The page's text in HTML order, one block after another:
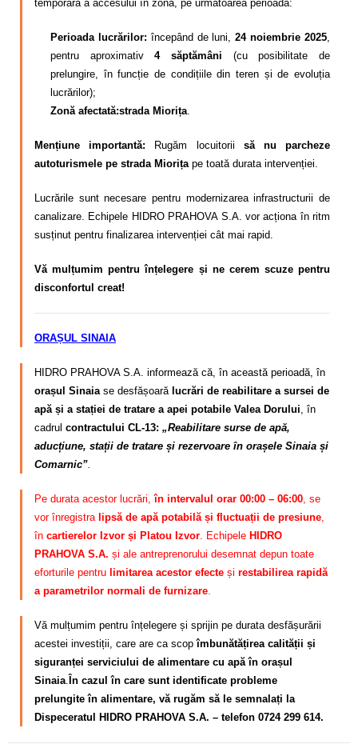
temporară a accesului în zonă, pe următoarea perioadă:
Perioada lucrărilor: începând de luni,24 noiembrie 2025
pentru aproximativ4 săptămâni (cu posibilitate de
prelungire, în funcție de condițiile din teren și de evoluția
lucrărilor);
Zonă afectată:strada Miorița
Mențiune importantă: Rugăm locuitorii să nu parcheze
autoturismele pe strada Miorița pe toată durata intervenției.
Lucrările sunt necesare pentru modernizarea infrastructurii de
canalizare. Echipele HIDRO PRAHOVA S.A. vor acționa în ritm
susținut pentru finalizarea intervenției cât mai rapid.
Vă mulțumim pentru înțelegere și ne cerem scuze pentru
disconfortul creat!
ORAȘUL SINAIA
HIDRO PRAHOVA S.A. informează că, în această perioadă, în
orașul Sinaiase desfășoară lucrări de reabilitare a sursei de
apă și a stației de tratare a apei potabile Valea Dorului, în
cadrul contractului CL-13: „Reabilitare surse de apă,
aducțiune, stații de tratare și rezervoare în orașele Sinaia și
Comarnic”.
Pe durata acestor lucrări,în intervalul orar 00:00 – 06:00, se
vor înregistra lipsă de apă potabilă și fluctuații de presiune,
în cartierelor Izvor și Platou Izvor. Echipele HIDRO
PRAHOVA S.A. și ale antreprenorului desemnat depun toate
eforturile pentru limitarea acestor efecte și restabilirea rapidă
a parametrilor normali de furnizare.
Vă mulțumim pentru înțelegere și sprijin pe durata desfășurării
acestei investiții, care are ca scopîmbunătățirea calității și
siguranței serviciului de alimentare cu apă în orașul
Sinaia. În cazul în care sunt identificate probleme
prelungite în alimentare, vă rugăm să le semnalați la
Dispeceratul HIDRO PRAHOVA S.A. – telefon 0724 299 614.